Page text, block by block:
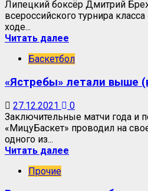
Липецкий боксёр Дмитрий
всероссийского турнира
ходе...
Читать далее
Баскетбол
«Ястребы» летали выше
27.12.2021
0
Заключительные матчи года и
«МицуБаскет» проводил на
одного из...
Читать далее
Прочие